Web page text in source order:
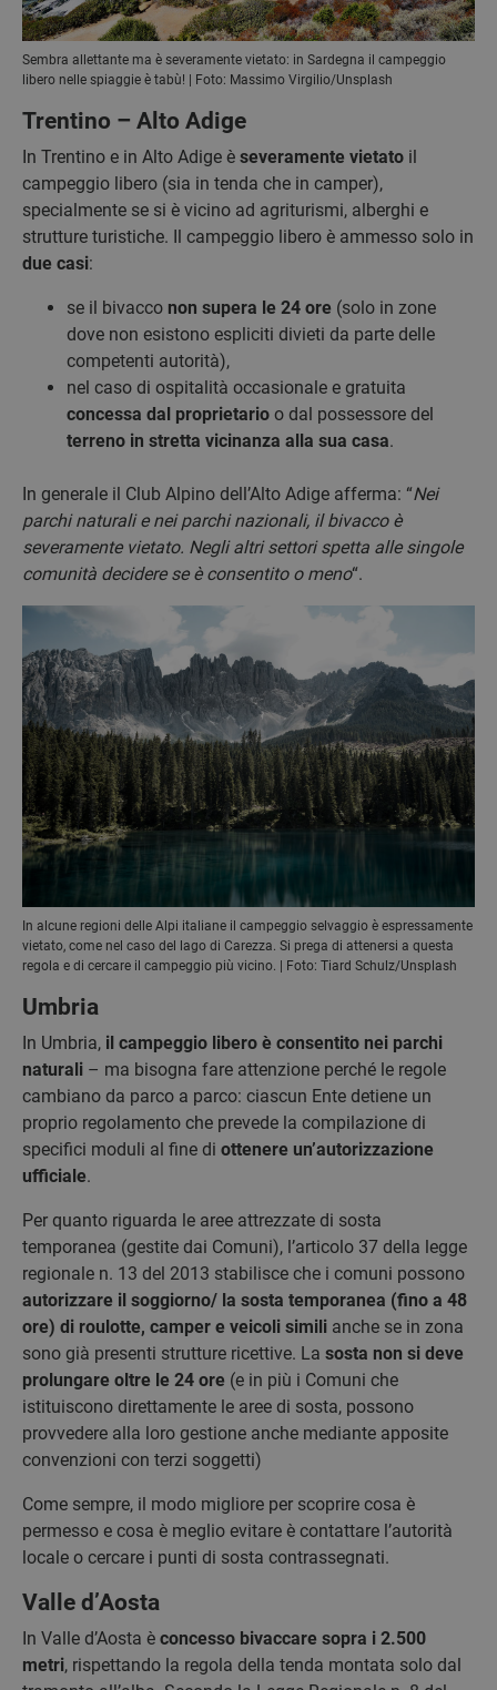
Sembra allettante ma è severamente vietato: in Sardegna il campeggio
libero nelle spiaggie è tabù! | Foto: Massimo Virgilio/Unsplash
Trentino – Alto Adige
In Trentino e in Alto Adige è severamente vietato il
campeggio libero (sia in tenda che in camper),
specialmente se si è vicino ad agriturismi, alberghi e
strutture turistiche. Il campeggio libero è ammesso solo in
due casi:
se il bivacco non supera le 24 ore (solo in zone
dove non esistono espliciti divieti da parte delle
competenti autorità),
nel caso di ospitalità occasionale e gratuita
concessa dal proprietario o dal possessore del
terreno in stretta vicinanza alla sua casa.
In generale il Club Alpino dell’Alto Adige afferma: “Nei
parchi naturali e nei parchi nazionali, il bivacco è
severamente vietato. Negli altri settori spetta alle singole
comunità decidere se è consentito o meno“.
In alcune regioni delle Alpi italiane il campeggio selvaggio è espressamente
vietato, come nel caso del lago di Carezza. Si prega di attenersi a questa
regola e di cercare il campeggio più vicino. | Foto: Tiard Schulz/Unsplash
Umbria
In Umbria, il campeggio libero è consentito nei parchi
naturali – ma bisogna fare attenzione perché le regole
cambiano da parco a parco: ciascun Ente detiene un
proprio regolamento che prevede la compilazione di
specifici moduli al fine di ottenere un’autorizzazione
ufficiale.
Per quanto riguarda le aree attrezzate di sosta
temporanea (gestite dai Comuni), l’articolo 37 della legge
regionale n. 13 del 2013 stabilisce che i comuni possono
autorizzare il soggiorno/ la sosta temporanea (fino a 48
ore) di roulotte, camper e veicoli simili anche se in zona
sono già presenti strutture ricettive. La sosta non si deve
prolungare oltre le 24 ore (e in più i Comuni che
istituiscono direttamente le aree di sosta, possono
provvedere alla loro gestione anche mediante apposite
convenzioni con terzi soggetti)
Come sempre, il modo migliore per scoprire cosa è
permesso e cosa è meglio evitare è contattare l’autorità
locale o cercare i punti di sosta contrassegnati.
Valle d’Aosta
In Valle d’Aosta è concesso bivaccare sopra i 2.500
metri, rispettando la regola della tenda montata solo dal